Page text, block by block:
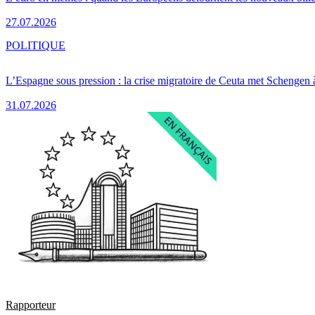
27.07.2026
L’Espagne sous pression : la crise migratoire de Ceuta met Schengen
31.07.2026
POLITIQUE
Rapporteur